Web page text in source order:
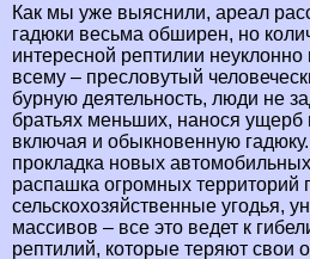
Как мы уже выяснили, ареал
гадюки весьма обширен, но
интересной рептилии
всему – пресловутый
бурную деятельность, люди не
братьях меньших, нанося
включая и обыкновенную
прокладка новых
распашка огромных
сельскохозяйственные угодья,
массивов – все это ведет к
рептилий, которые теряют свои